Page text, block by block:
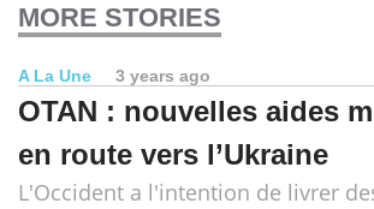
MORE STORIES
A La Une 3 years ago
OTAN : nouvelles aides
en route vers l’Ukraine
L'Occident a l'intention de livrer